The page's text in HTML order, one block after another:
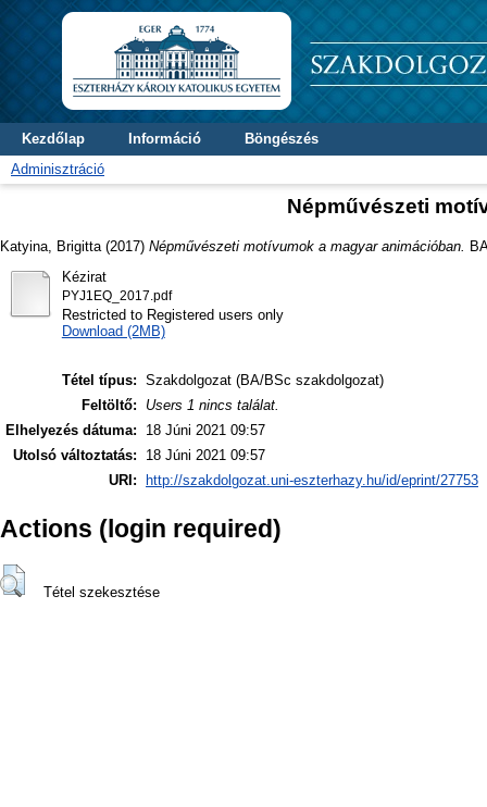
Kezdőlap Információ
Böngészés
Adminisztráció
Népművészeti
Katyina, Brigitta (2017) Népművészeti motívumok a magyar animációban.
Kézirat
PYJ1EQ_2017.pdf
Restricted to Registered users only
Download (2MB)
Tétel típus: Szakdolgozat (BA/BSc szakdolgozat)
Feltöltő:
Users 1 nincs találat.
Elhelyezés dátuma:
18 Júni 2021 09:57
Utolsó változtatás:
18 Júni 2021 09:57
URI:
http://szakdolgozat.uni-eszterhazy.hu/id/eprint/27753
Actions (login required)
Tétel szekesztése